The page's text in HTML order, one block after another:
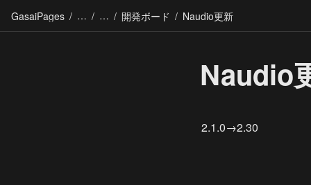
GasaiPages / / / 開発ボード / Naudio更新
Naudio
2.1.0→2.30